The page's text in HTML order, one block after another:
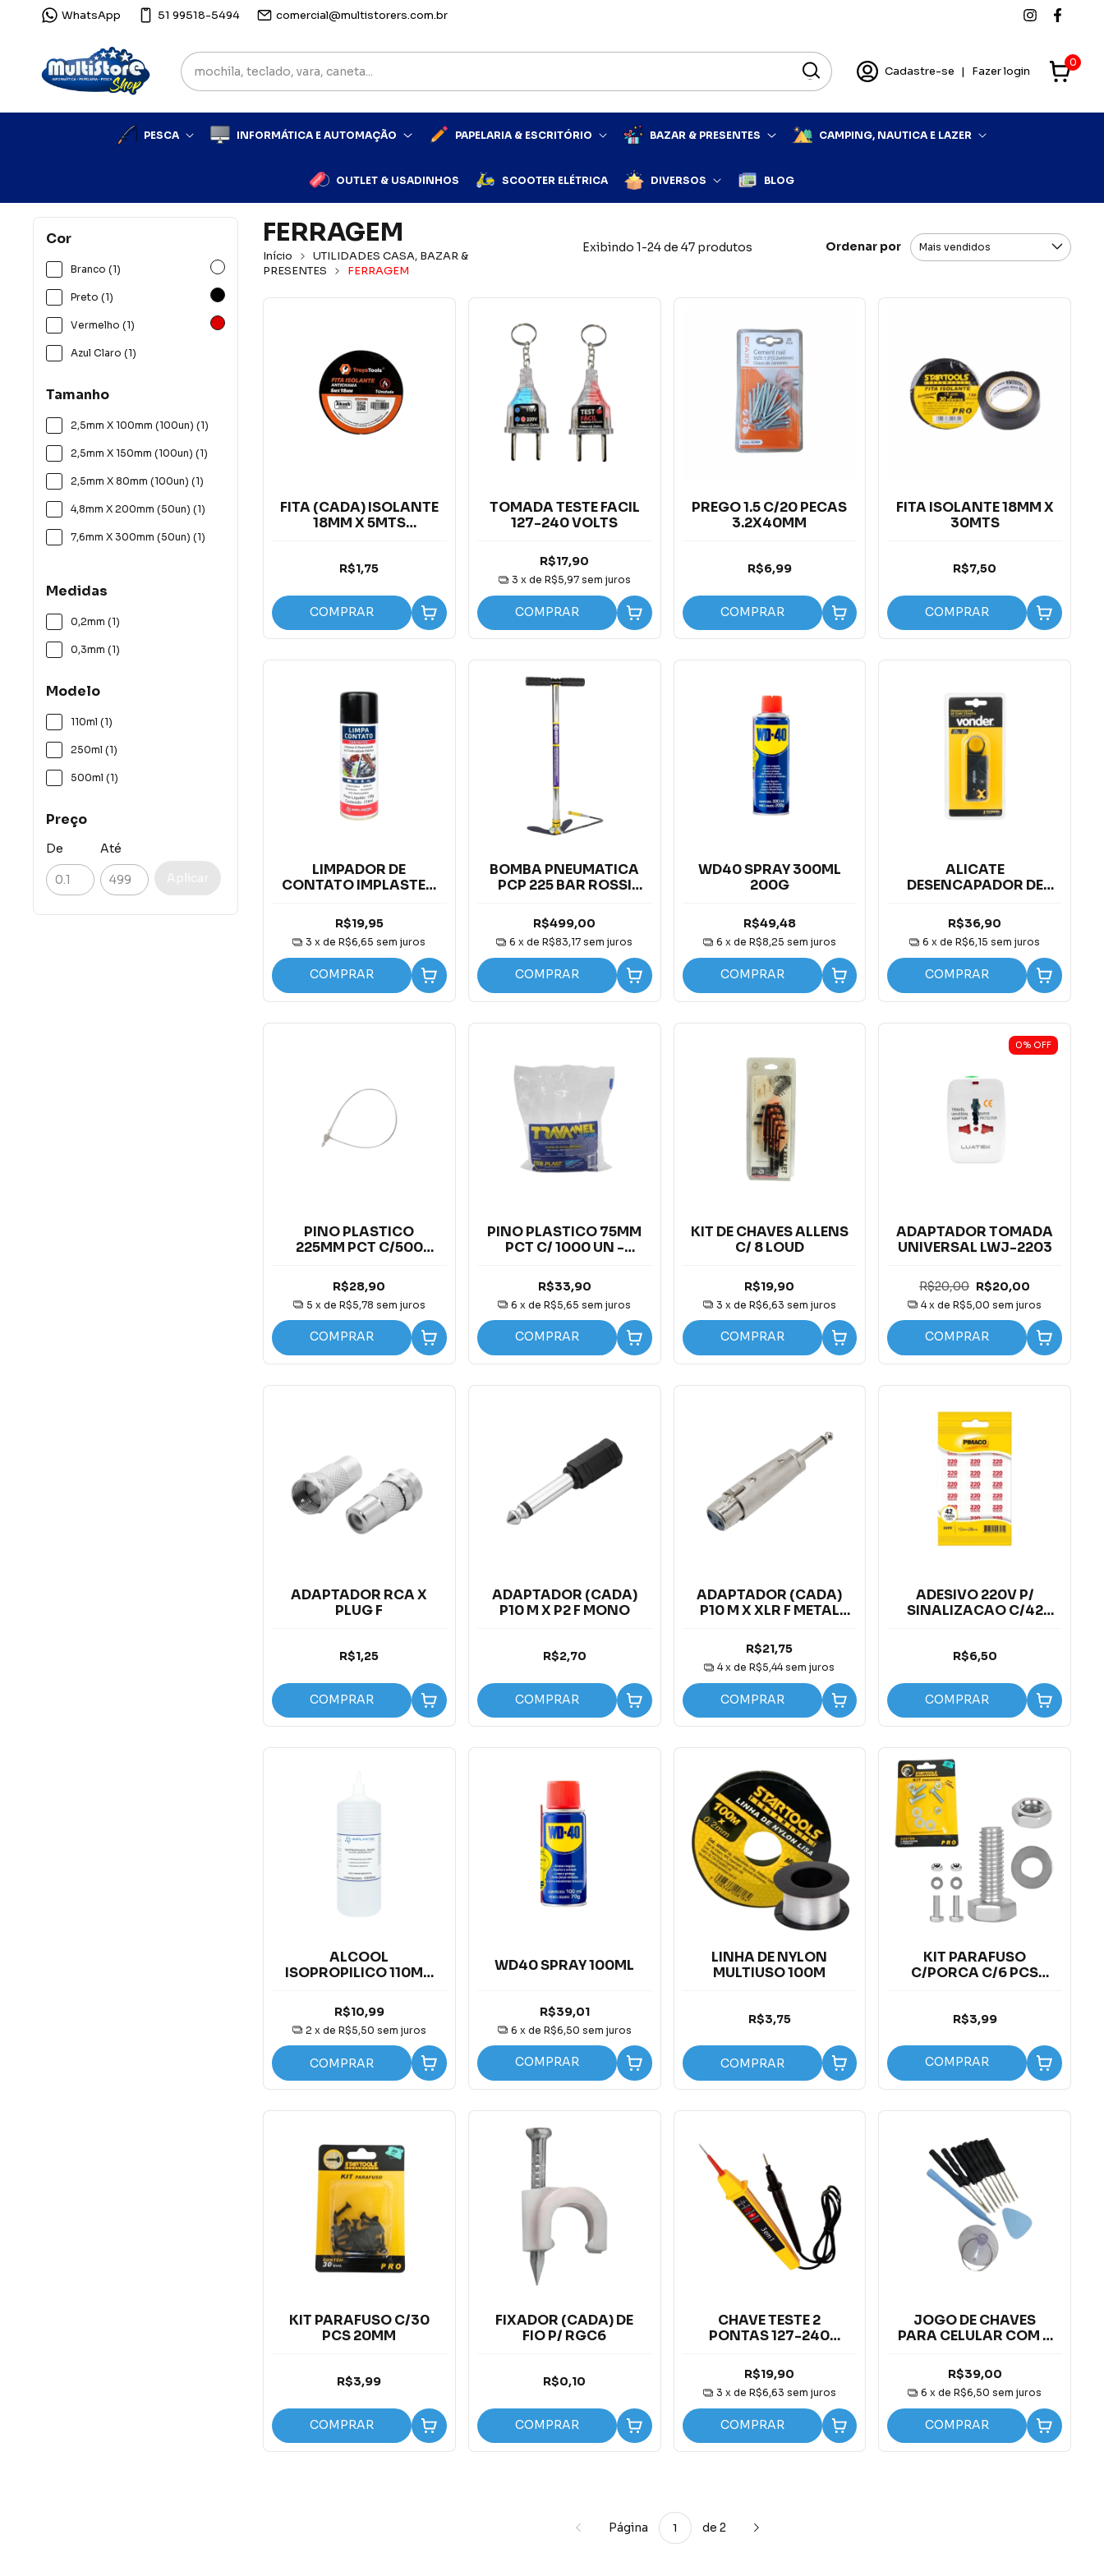
WhatsApp 51 99518-5494 comercial@multistorers.com.br
Cadastre-se | Fazer login
0
PESCA INFORMÁTICA E AUTOMAÇÃO PAPELARIA & ESCRITÓRIO BAZAR & PRESENTES CAMPING, NAUTICA E LAZER
OUTLET & USADINHOS SCOOTER ELÉTRICA DIVERSOS BLOG
Cor
Branco (1)
Preto (1)
Vermelho (1)
Azul Claro (1)
Tamanho
2,5mm X 100mm (100un) (1)
2,5mm X 150mm (100un) (1)
2,5mm X 80mm (100un) (1)
4,8mm X 200mm (50un) (1)
7,6mm X 300mm (50un) (1)
Medidas
0,2mm (1)
0,3mm (1)
Modelo
110ml (1)
250ml (1)
500ml (1)
Preço
De
Até
Aplicar
FERRAGEM
Início
UTILIDADES CASA, BAZAR &
PRESENTES
FERRAGEM
Exibindo 1-24 de 47 produtos Ordenar por
FITA (CADA) ISOLANTE
18MM X 5MTS
R$1,75
COMPRAR
TOMADA TESTE FACIL
127-240 VOLTS
R$17,90
3 x de R$5,97 sem juros
COMPRAR
PREGO 1.5 C/20 PECAS
3.2X40MM
R$6,99
COMPRAR
FITA ISOLANTE 18MM X
30MTS
R$7,50
COMPRAR
LIMPADOR DE
CONTATO IMPLASTEC
R$19,95
3 x deR$6,65 sem juros
COMPRAR
BOMBA PNEUMATICA
PCP 225 BAR ROSSI
SEGURANÇA
R$499,00
6 x deR$83,17 sem juros
COMPRAR
WD40 SPRAY 300ML
200G
R$49,48
6 x de R$8,25 sem juros
COMPRAR
ALICATE
DESENCAPADOR DE
VONDER
R$36,90
6 x deR$6,15 sem juros
COMPRAR
PINO PLASTICO
225MM PCT C/500
R$28,90
5 x de R$5,78 sem juros
COMPRAR
PINO PLASTICO 75MM
PCT C/ 1000 UN -
PLUS
R$33,90
6 x deR$5,65 sem juros
COMPRAR
KIT DE CHAVES ALLENS
C/ 8 LOUD
R$19,90
3 x de R$6,63 sem juros
COMPRAR
0% OFF
ADAPTADOR TOMADA
UNIVERSAL LWJ-2203
R$20,00 R$20,00
4 x deR$5,00 sem juros
COMPRAR
ADAPTADOR RCA X
PLUG F
R$1,25
COMPRAR
ADAPTADOR (CADA)
P10 M X P2 F MONO
R$2,70
COMPRAR
ADAPTADOR (CADA)
P10 M X XLR F METAL
R$21,75
4 x deR$5,44 sem juros
COMPRAR
ADESIVO 220V P/
SINALIZACAO C/42
R$6,50
COMPRAR
ALCOOL
ISOPROPILICO 110ML,
LITRO
R$10,99
2 x de R$5,50 sem juros
COMPRAR
WD40 SPRAY 100ML
R$39,01
6 x de R$6,50 sem juros
COMPRAR
LINHA DE NYLON
MULTIUSO 100M
R$3,75
COMPRAR
KIT PARAFUSO
C/PORCA C/6 PCS
R$3,99
COMPRAR
KIT PARAFUSO C/30
PCS 20MM
R$3,99
COMPRAR
FIXADOR (CADA) DE
FIO P/ RGC6
R$0,10
COMPRAR
CHAVE TESTE 2
PONTAS 127-240
R$19,90
3 x de R$6,63 sem juros
COMPRAR
JOGO DE CHAVES
PARA CELULAR COM 6
R$39,00
6 x deR$6,50 sem juros
COMPRAR
Página de 2